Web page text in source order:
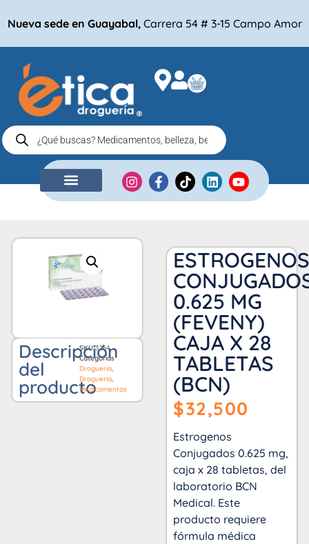
Nueva sede en Guayabal, Carrera 54 # 3-15 Campo Amor
Descripción
del
producto
SKU3264
Categorías
Droguería
Droguería
Medicamentos
0.625 MG
(FEVENY)
CAJA X 28
TABLETAS
(BCN)
$32,500
Estrogenos
Conjugados 0.625 mg,
caja x 28 tabletas, del
laboratorio BCN
Medical. Este
producto requiere
fórmula médica